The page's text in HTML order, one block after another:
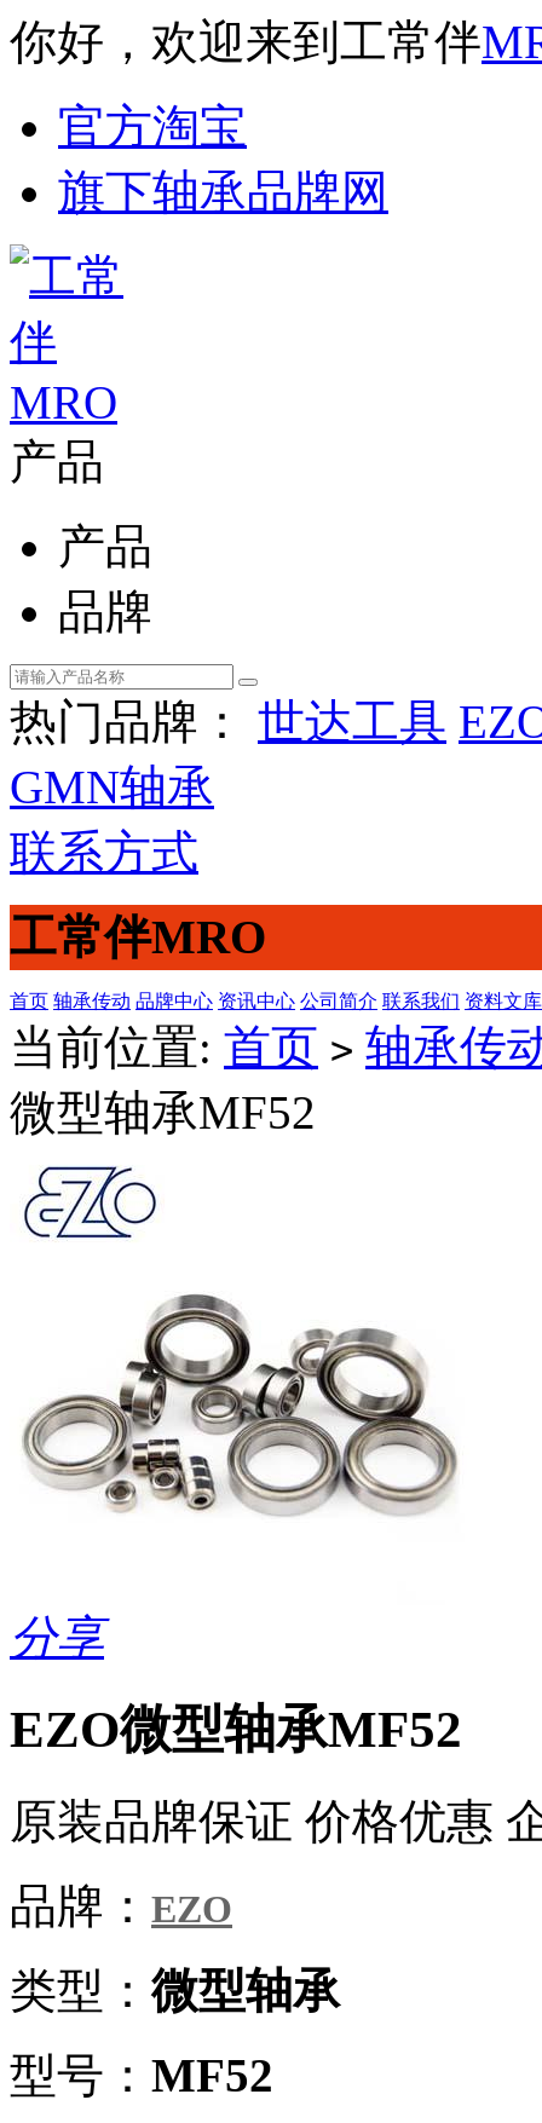
你好，欢迎来到工常伴
官方淘宝
旗下轴承品牌网
产品
产品
品牌
热门品牌： 世达工具
GMN轴承
联系方式
工常伴MRO
首页 轴承传动 品牌中心 资讯中心 公司简介 联系我们 资料文库
当前位置: 首页 > 轴承传
微型轴承MF52
分享
EZO微型轴承MF52
原装品牌保证 价格优惠
品牌： EZO
类型：微型轴承
型号： MF52